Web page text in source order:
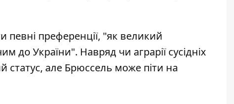
певні преференції, "як великий
до України". Навряд чи аграрії сусідніх
статус, але Брюссель може піти на